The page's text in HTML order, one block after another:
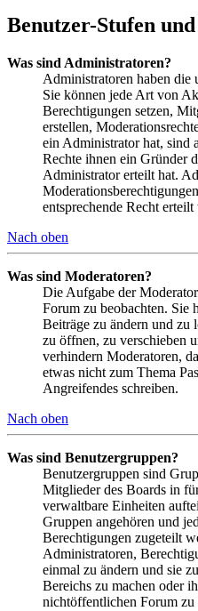
Benutzer-Stufen
Was sind Administratoren?
Administratoren haben die
Sie können jede Art von
Berechtigungen setzen,
erstellen,
ein Administrator hat, sind
Rechte ihnen ein Gründer
Administrator erteilt hat.
entsprechende Recht erteilt
Nach oben
Was sind Moderatoren?
Die Aufgabe der
Forum zu beobachten. Sie
Beiträge zu ändern und zu
zu öffnen, zu verschieben
verhindern Moderatoren,
etwas nicht zum Thema
Angreifendes schreiben.
Nach oben
Was sind Benutzergruppen?
Benutzergruppen sind
Mitglieder des Boards in
verwaltbare Einheiten
Gruppen angehören und
Berechtigungen zugeteilt
Administratoren,
einmal zu ändern und sie
Bereichs zu machen oder
nichtöffentlichen Forum zu